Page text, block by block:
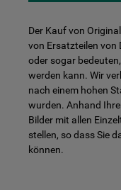
Der Kauf von
von Ersatzteilen von
oder sogar
werden kann. Wir
nach einem hohen
wurden. Anhand
Bilder mit allen
stellen, so dass Sie
können.